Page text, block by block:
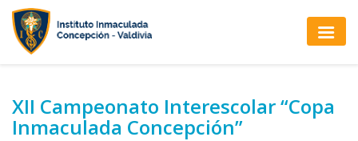
XII Campeonato Interescolar “Copa
Inmaculada Concepción”